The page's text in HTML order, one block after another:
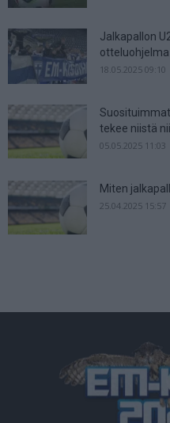
Jalkapallon
18.05.2025 09:10
tekee niistä
05.05.2025 11:03
Miten
25.04.2025 15:57